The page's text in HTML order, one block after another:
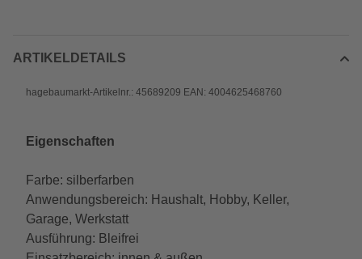
ARTIKELDETAILS
hagebaumarkt-Artikelnr.: 45689209 EAN: 4004625468760
Eigenschaften
Farbe: silberfarben
Anwendungsbereich: Haushalt, Hobby, Keller,
Garage, Werkstatt
Ausführung: Bleifrei